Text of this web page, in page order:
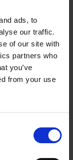
ads, to
our traffic.
of our site with
partners who
you’ve
from your use